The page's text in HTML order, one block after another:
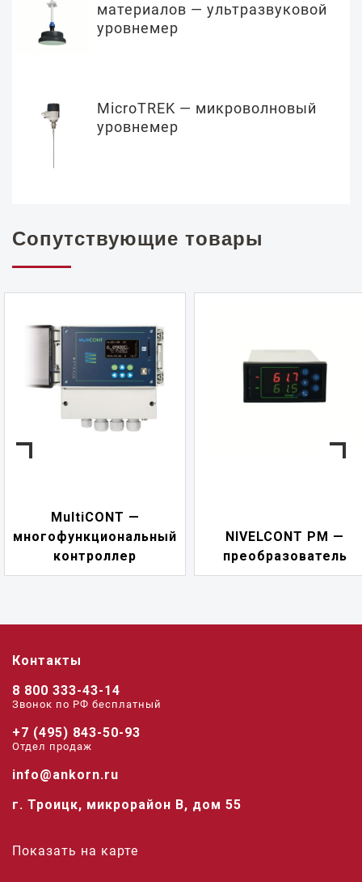
материалов — ультразвуковой
уровнемер
MicroTREK — микроволновый
уровнемер
Сопутствующие товары
NIVELCONT PM —
преобразователь
Контакты
8 800 333-43-14
Звонок по РФ беcплатный
+7 (495) 843-50-93
Отдел продаж
info@ankorn.ru
г. Троицк, микрорайон В, дом 55
Показать на карте